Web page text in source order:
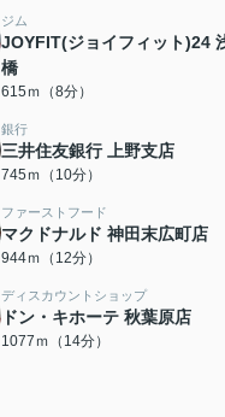
ジム
JOYFIT(ジョイフィット)24
橋
615ｍ（8分）
銀行
三井住友銀行 上野支店
745ｍ（10分）
ファーストフード
マクドナルド 神田末広町店
944ｍ（12分）
ディスカウントショップ
ドン・キホーテ 秋葉原店
1077ｍ（14分）